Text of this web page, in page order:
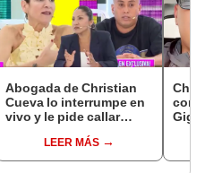
Abogada de Christian
Cueva lo interrumpe en
vivo y le pide callar
Pamela López: “Es parte
de un proceso legal”
LEER MÁS
Gigi